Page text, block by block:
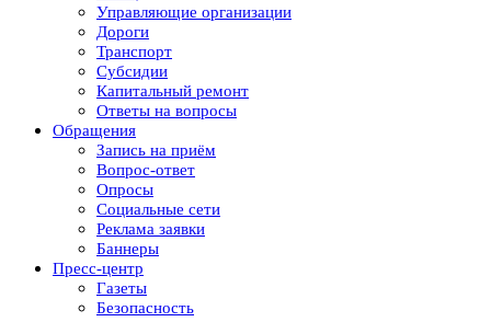
Управляющие организации
Дороги
Транспорт
Субсидии
Капитальный ремонт
Ответы на вопросы
Обращения
Запись на приём
Вопрос-ответ
Опросы
Социальные сети
Реклама заявки
Баннеры
Пресс-центр
Газеты
Безопасность